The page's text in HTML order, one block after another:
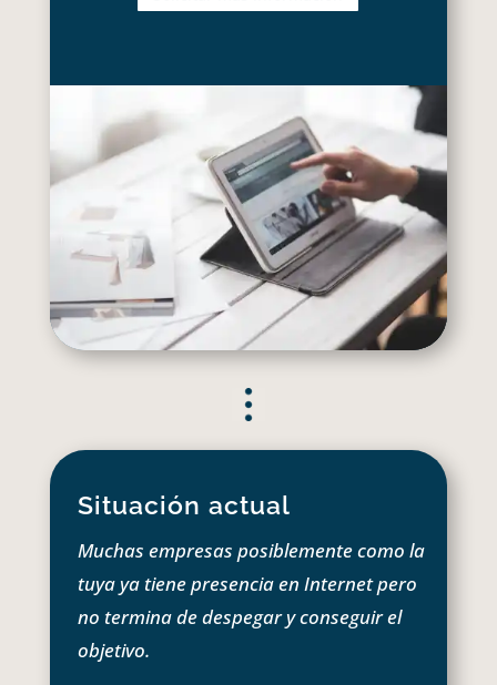
Situación actual
Muchas empresas posiblemente como la
tuya ya tiene presencia en Internet pero
no termina de despegar y conseguir el
objetivo.